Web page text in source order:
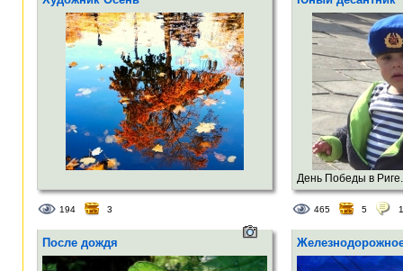
194 3
День Победы в
465 5 1
После дождя